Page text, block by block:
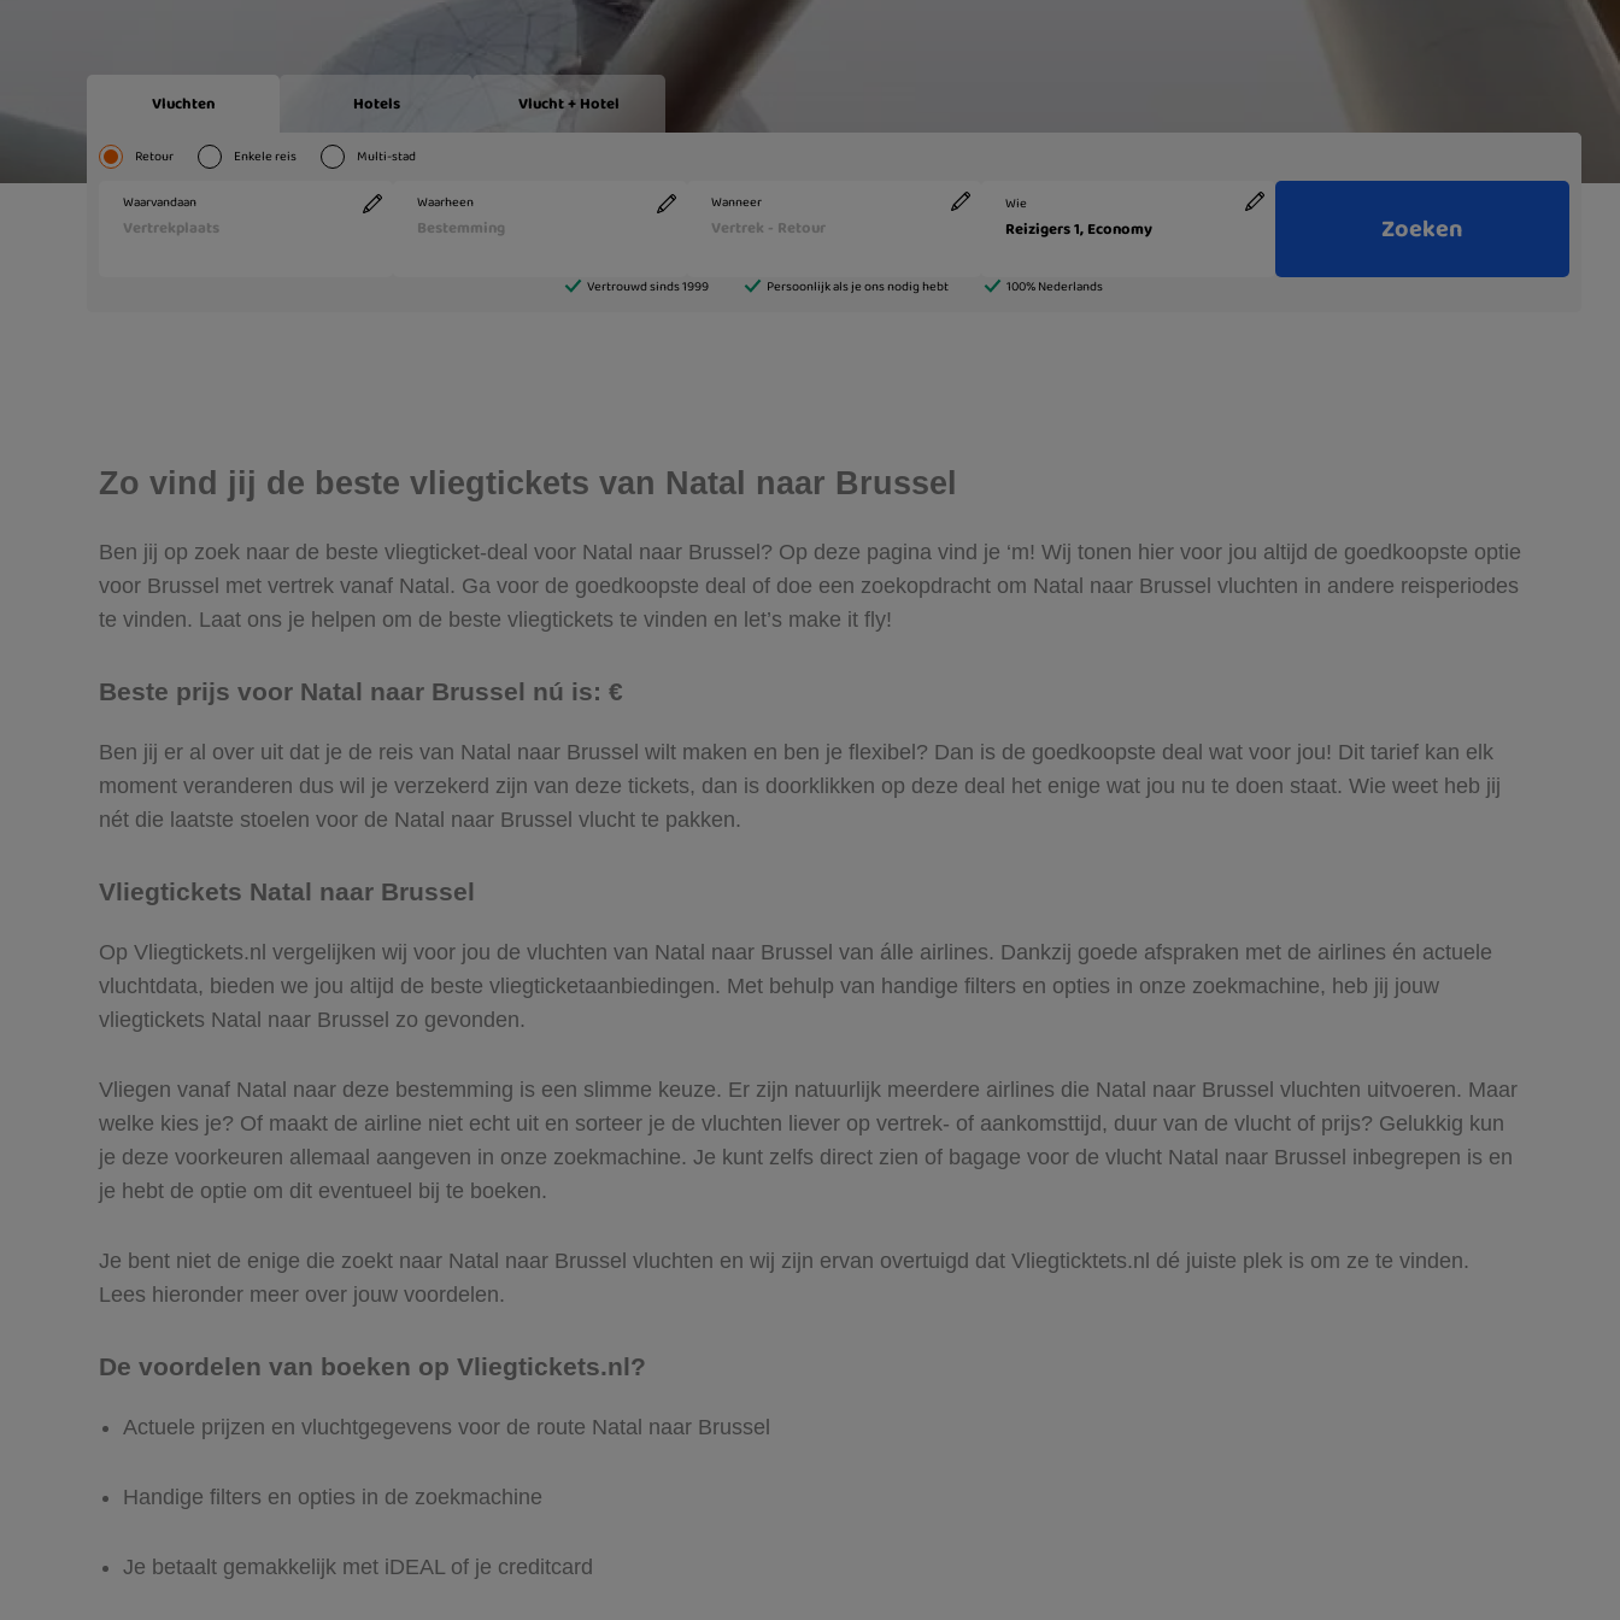
Zo vind jij de beste vliegtickets van Natal naar Brussel
Ben jij op zoek naar de beste vliegticket-deal voor Natal naar Brussel? Op deze pagina vind je ‘m! Wij tonen hier voor jou altijd de goedkoopste optie
voor Brussel met vertrek vanaf Natal. Ga voor de goedkoopste deal of doe een zoekopdracht om Natal naar Brussel vluchten in andere reisperiodes
te vinden. Laat ons je helpen om de beste vliegtickets te vinden en let’s make it fly!
Beste prijs voor Natal naar Brussel nú is: €
Ben jij er al over uit dat je de reis van Natal naar Brussel wilt maken en ben je flexibel? Dan is de goedkoopste deal wat voor jou! Dit tarief kan elk
moment veranderen dus wil je verzekerd zijn van deze tickets, dan is doorklikken op deze deal het enige wat jou nu te doen staat. Wie weet heb jij
nét die laatste stoelen voor de Natal naar Brussel vlucht te pakken.
Vliegtickets Natal naar Brussel
Op Vliegtickets.nl vergelijken wij voor jou de vluchten van Natal naar Brussel van álle airlines. Dankzij goede afspraken met de airlines én actuele
vluchtdata, bieden we jou altijd de beste vliegticketaanbiedingen. Met behulp van handige filters en opties in onze zoekmachine, heb jij jouw
vliegtickets Natal naar Brussel zo gevonden.
Vliegen vanaf Natal naar deze bestemming is een slimme keuze. Er zijn natuurlijk meerdere airlines die Natal naar Brussel vluchten uitvoeren. Maar
welke kies je? Of maakt de airline niet echt uit en sorteer je de vluchten liever op vertrek- of aankomsttijd, duur van de vlucht of prijs? Gelukkig kun
je deze voorkeuren allemaal aangeven in onze zoekmachine. Je kunt zelfs direct zien of bagage voor de vlucht Natal naar Brussel inbegrepen is en
je hebt de optie om dit eventueel bij te boeken.
Je bent niet de enige die zoekt naar Natal naar Brussel vluchten en wij zijn ervan overtuigd dat Vliegticktets.nl dé juiste plek is om ze te vinden.
Lees hieronder meer over jouw voordelen.
De voordelen van boeken op Vliegtickets.nl?
Actuele prijzen en vluchtgegevens voor de route Natal naar Brussel
Handige filters en opties in de zoekmachine
Je betaalt gemakkelijk met iDEAL of je creditcard